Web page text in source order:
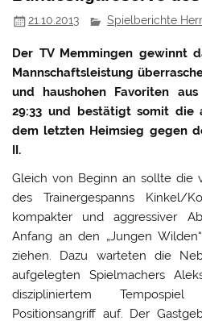
21.10.2013 Spielberichte
Der TV Memmingen gewinnt
Mannschaftsleistung
und haushohen Favoriten
29:33 und bestätigt somit die
dem letzten Heimsieg gegen
II.
Gleich von Beginn an sollte die
des Trainergespanns Kinkel/
kompakter und aggressiver
Anfang an den „Jungen
ziehen. Dazu warteten die
aufgelegten Spielmachers
diszipliniertem
Positionsangriff auf. Der